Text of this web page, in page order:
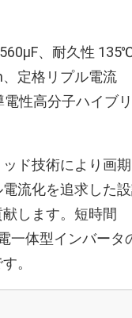
、耐久性
定格リプル電流
性高分子ハイブリ
ド技術により画
流化を追求した
します。短時間
一体型インバータ
。